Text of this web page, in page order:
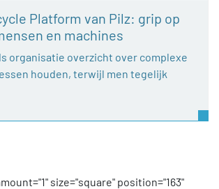
Platform van Pilz: grip op
en machines
organisatie overzicht over complexe
houden, terwijl men tegelijk
size="square" position="163"